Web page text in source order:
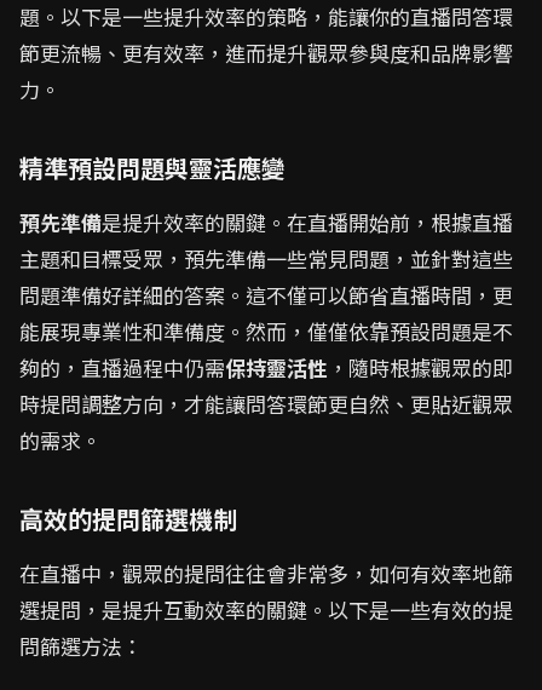
題。以下是一些提升效率的策略，能讓你的直播問答環
節更流暢、更有效率，進而提升觀眾參與度和品牌影響
力。
精準預設問題與靈活應變
預先準備是提升效率的關鍵。在直播開始前，根據直播
主題和目標受眾，預先準備一些常見問題，並針對這些
問題準備好詳細的答案。這不僅可以節省直播時間，更
能展現專業性和準備度。然而，僅僅依靠預設問題是不
夠的，直播過程中仍需保持靈活性 ，隨時根據觀眾的即
時提問調整方向，才能讓問答環節更自然、更貼近觀眾
的需求。
高效的提問篩選機制
在直播中，觀眾的提問往往會非常多，如何有效率地篩
選提問，是提升互動效率的關鍵。以下是一些有效的提
問篩選方法：